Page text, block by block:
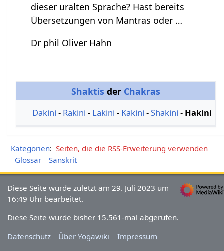
dieser uralten Sprache? Hast bereits
Übersetzungen von Mantras oder …
Dr phil Oliver Hahn
Shaktis der Chakras
Dakini - Rakini - Lakini - Kakini -Shakini - Hakini
Kategorien: Seiten, die die RSS-Erweiterung verwenden
Glossar
Sanskrit
Diese Seite wurde zuletzt am 29. Juli 2023 um
16:49 Uhr bearbeitet.
Diese Seite wurde bisher 15.561-mal abgerufen.
Datenschutz
Über Yogawiki Impressum